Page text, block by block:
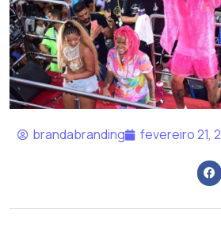
brandabranding fevereiro 21,